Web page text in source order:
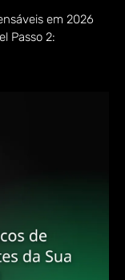
em 2026
Passo 2: